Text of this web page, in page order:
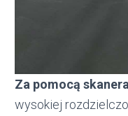
Za pomocą skanera
wysokiej